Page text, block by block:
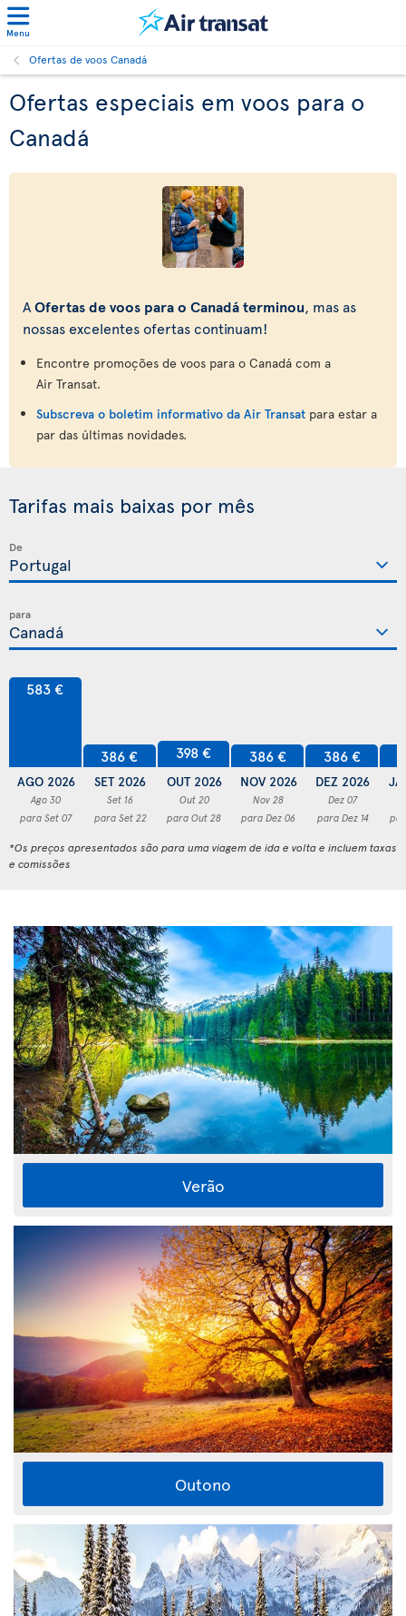
Menu
Ofertas de voos Canadá
Ofertas especiais em voos para o
Canadá
AOfertas de voos para o Canadá terminou, mas as
nossas excelentes ofertas continuam!
Encontre promoções de voos para o Canadá com a
Air Transat.
Subscreva o boletim informativo da Air Transat para estar a
par das últimas novidades.
Tarifas mais baixas por mês
De
para
583 €
AGO 2026
Ago 30
para Set 07
386 €
SET 2026
Set 16
para Set 22
398 €
OUT 2026
Out 20
para Out 28
386 €
NOV 2026
Nov 28
para Dez 06
386 €
DEZ 2026
Dez 07
para Dez 14
*Os preços apresentados são para uma viagem de ida e volta e incluem taxas
e comissões
Verão
Outono